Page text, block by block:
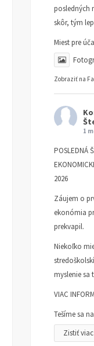
posledných
skôr, tým
Miest pre
Zobraziť na
1
POSLEDNÁ
2026
Záujem o
ekonómia
prekvapil.
Niekoľko
myslenie sa
VIAC
Tešíme sa
Zistiť viac